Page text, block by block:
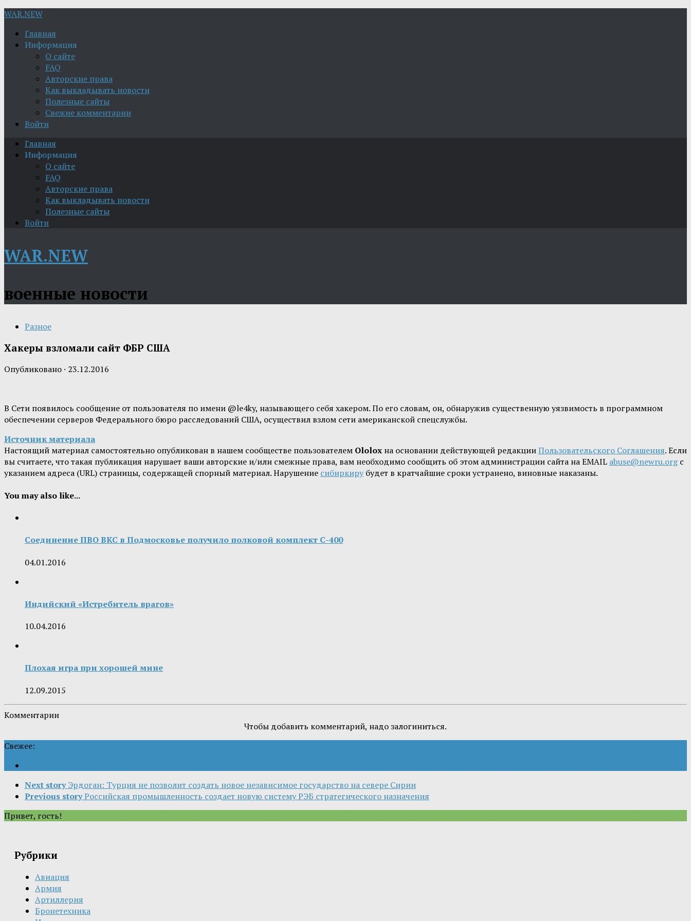
WAR.NEW
Главная
Информация
О сайте
FAQ
Авторские права
Как выкладывать новости
Полезные сайты
Свежие комментарии
Войти
Главная
Информация
О сайте
FAQ
Авторские права
Как выкладывать новости
Полезные сайты
Войти
WAR.NEW
военные новости
Разное
Хакеры взломали сайт ФБР США
Опубликовано · 23.12.2016
В Сети появилось сообщение от пользователя по имени @le4ky, называющего себя хакером. По его словам, он, обнаружив существенную уязвимость в программном
обеспечении серверов Федерального бюро расследований США, осуществил взлом сети американской спецслужбы.
Источник материала
Настоящий материал самостоятельно опубликован в нашем сообществе пользователем Ololox на основании действующей редакцииПользовательского Соглашения. Если
вы считаете, что такая публикация нарушает ваши авторские и/или смежные права, вам необходимо сообщить об этом администрации сайта на EMAIL abuse@newru.orgс
указанием адреса (URL) страницы, содержащей спорный материал. Нарушение сибиркиру будет в кратчайшие сроки устранено, виновные наказаны.
You may also like...
Соединение ПВО ВКС в Подмосковье получило полковой комплект С-400
04.01.2016
Индийский «Истребитель врагов»
10.04.2016
Плохая игра при хорошей мине
12.09.2015
Комментарии
Чтобы добавить комментарий, надо залогиниться.
Свежее:
Next story Эрдоган: Турция не позволит создать новое независимое государство на севере Сирии
Previous storyРоссийская промышленность создает новую систему РЭБ стратегического назначения
Привет, гость!
Рубрики
Авиация
Армия
Артиллерия
Бронетехника